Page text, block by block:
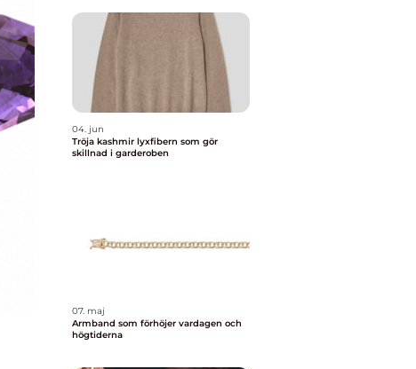
04. jun
Tröja kashmir lyxfibern som gör
skillnad i garderoben
07. maj
Armband som förhöjer vardagen och
högtiderna